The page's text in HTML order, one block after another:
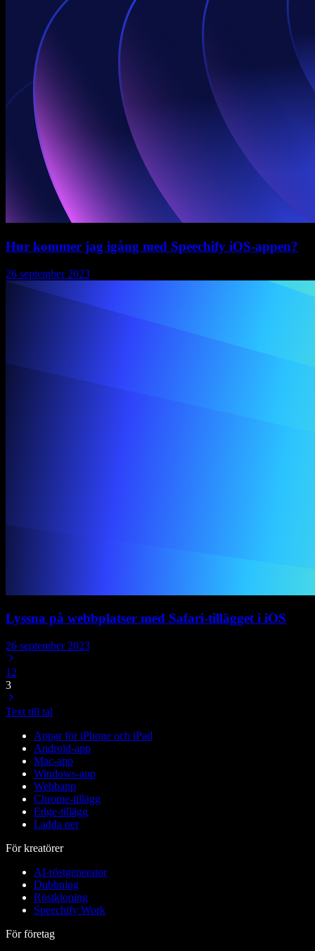
Hur kommer jag igång med Speechify iOS-appen?
26 september 2023
Lyssna på webbplatser med Safari-tillägget i iOS
26 september 2023
1 2
3
Text till tal
Appar för iPhone och iPad
Android-app
Mac-app
Windows-app
Webbapp
Chrome-tillägg
Edge-tillägg
Ladda ner
För kreatörer
AI-röstgenerator
Dubbning
Röstkloning
Speechify Work
För företag